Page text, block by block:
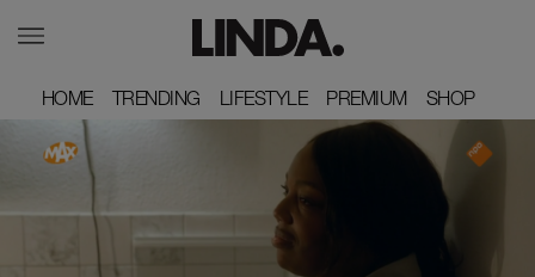
HOME
HOME TRENDING
TRENDING LIFESTYLE
LIFESTYLE PREMIUM
PREMIUM SHOP
SHOP